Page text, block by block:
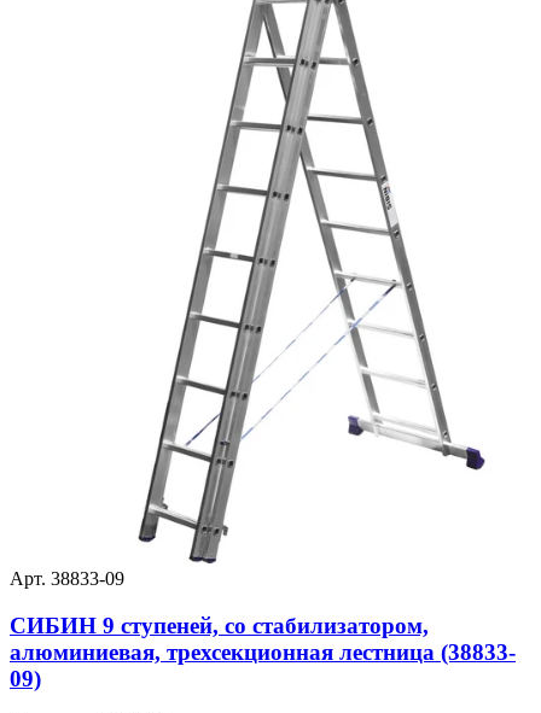
Арт. 38833-09
СИБИН 9 ступеней, со стабилизатором,
алюминиевая, трехсекционная лестница (38833-
09)